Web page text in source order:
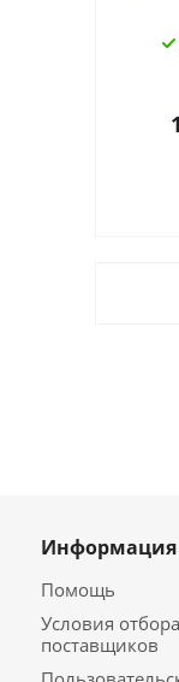
Информация
Помощь
Условия отбора
поставщиков